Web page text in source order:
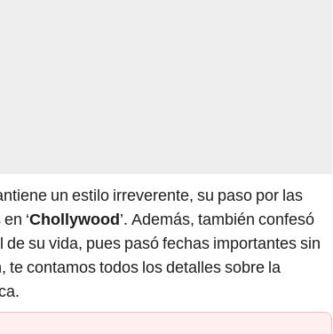
un estilo irreverente, su paso por las
‘Chollywood’. Además, también confesó
su vida, pues pasó fechas importantes sin
te contamos todos los detalles sobre la